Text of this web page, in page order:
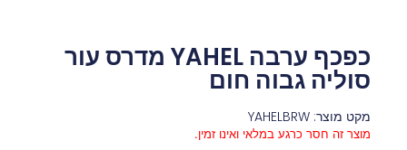
כפכף ערבה YAHEL מדרס עור
סוליה גבוה חום
מקט מוצר: YAHELBRW
מוצר זה חסר כרגע במלאי ואינו זמין.